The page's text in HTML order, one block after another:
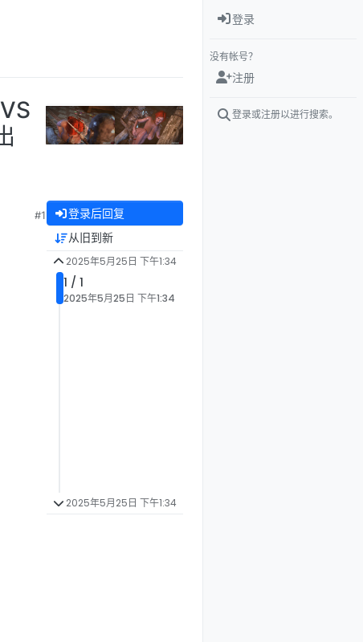
#1 登录后回复
从旧到新
2025年5月25日 下午1:34
1 / 1
2025年5月25日 下午1:34
2025年5月25日 下午1:34
登录
没有帐号？
注册
登录或注册以进行搜索。